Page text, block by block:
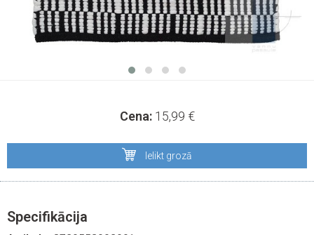
Cena: 15,99 €
Ielikt grozā
Specifikācija